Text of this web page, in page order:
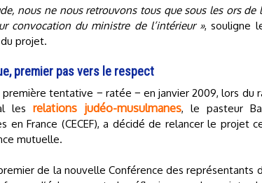
nous ne nous retrouvons tous que sous les ors
convocation du ministre de l’intérieur », souligne
projet.
premier pas vers le respect
première tentative − ratée − en janvier 2009, lors du
les relations judéo-musulmanes, le pasteur
en France (CECEF), a décidé de relancer le projet
mutuelle.
de la nouvelle Conférence des représentants